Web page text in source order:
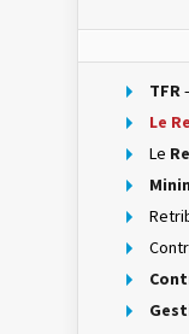
TFR
Le
Le